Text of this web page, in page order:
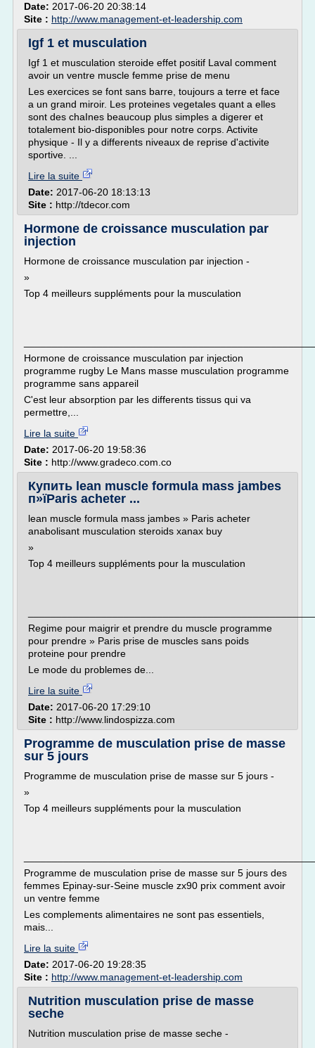
Date: 2017-06-20 20:38:14
Site : http://www.management-et-leadership.com
Igf 1 et musculation
Igf 1 et musculation steroide effet positif Laval comment
avoir un ventre muscle femme prise de menu
Les exercices se font sans barre, toujours a terre et face
a un grand miroir. Les proteines vegetales quant a elles
sont des chaInes beaucoup plus simples a digerer et
totalement bio-disponibles pour notre corps. Activite
physique - Il y a differents niveaux de reprise d'activite
sportive. ...
Lire la suite
Date: 2017-06-20 18:13:13
Site : http://tdecor.com
Hormone de croissance musculation par
injection
Hormone de croissance musculation par injection -
»
Top 4 meilleurs suppléments pour la musculation
Hormone de croissance musculation par injection
programme rugby Le Mans masse musculation programme
programme sans appareil
C'est leur absorption par les differents tissus qui va
permettre,...
Lire la suite
Date: 2017-06-20 19:58:36
Site : http://www.gradeco.com.co
Купить lean muscle formula mass jambes
п»їParis acheter ...
lean muscle formula mass jambes » Paris acheter
anabolisant musculation steroids xanax buy
»
Top 4 meilleurs suppléments pour la musculation
Regime pour maigrir et prendre du muscle programme
pour prendre » Paris prise de muscles sans poids
proteine pour prendre
Le mode du problemes de...
Lire la suite
Date: 2017-06-20 17:29:10
Site : http://www.lindospizza.com
Programme de musculation prise de masse
sur 5 jours
Programme de musculation prise de masse sur 5 jours -
»
Top 4 meilleurs suppléments pour la musculation
Programme de musculation prise de masse sur 5 jours des
femmes Epinay-sur-Seine muscle zx90 prix comment avoir
un ventre femme
Les complements alimentaires ne sont pas essentiels,
mais...
Lire la suite
Date: 2017-06-20 19:28:35
Site : http://www.management-et-leadership.com
Nutrition musculation prise de masse
seche
Nutrition musculation prise de masse seche -